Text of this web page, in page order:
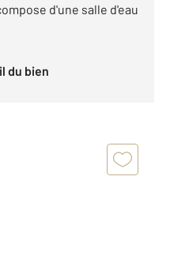
d'une salle d'eau
du bien